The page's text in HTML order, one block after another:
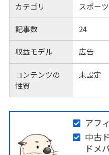
カテゴリ スポーツ
記事数 24
収益モデル 広告
コンテンツの
性質
未設定
アフ
中古
ドメ